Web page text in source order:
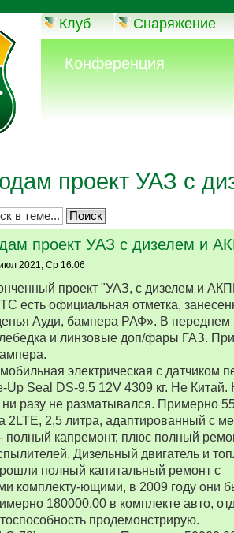
Клуб Снаряжение
Конференция
проект УАЗ с
проект УАЗ с дизелем и
2021, Ср 16:06
проект "УАЗ, с дизелем и
есть официальная отметка,
Ауди, бампера РАФ». В переднем
и линзовые доп/фары ГАЗ.
электрическая с датчиком
Up Seal DS-9.5 12V 4309 кг. Не Китай.
ни разу не разматывался. Примерно
2LTE, 2,5 литра, адаптированный с
капремонт, плюс полный
Дизельный двигатель и
полный капитальный ремонт с
комплекту-ющими, в 2009 году они
180000.00 в комплекте авто,
продемонстрирую.